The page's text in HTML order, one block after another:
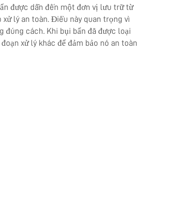
được dẫn đến một đơn vị lưu trữ từ
lý an toàn. Điều này quan trọng vì
đúng cách. Khi bụi bẩn đã được loại
xử lý khác để đảm bảo nó an toàn